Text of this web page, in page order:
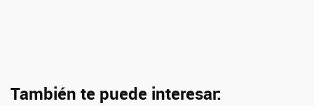
También te puede interesar: